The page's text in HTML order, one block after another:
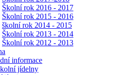
Školní rok 2016 - 2017
Školní rok 2015 - 2016
školní rok 2014 - 2015
Školní rok 2013 - 2014
Školní rok 2012 - 2013
informace
jídelny